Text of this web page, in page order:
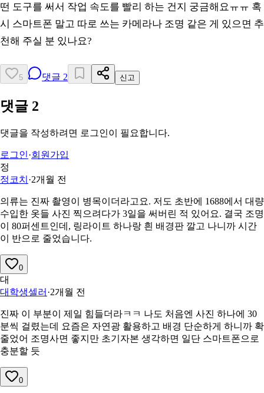
떤 도구를 써서 작업 속도를 빨리 하는 건지 궁금해요ㅠㅠ 혹
시 스마트폰 말고 따로 쓰는 카메라나 조명 같은 게 있으면 추
천해 주실 분 있나요?
5 댓글 2 신고
댓글 2
댓글을 작성하려면 로그인이 필요합니다.
로그인·회원가입
정
정코치 ·2개월 전
의류는 진짜 촬영이 병목이더라고요. 저도 초반에 1688에서 대량
수입한 옷들 사진 찍으려다가 3일을 써버린 적 있어요. 결국 조명
이 80퍼센트인데, 링라이트 하나랑 흰 배경판 깔고 나니까 시간
이 반으로 줄었습니다.
0
대
대학생셀러 ·2개월 전
진짜 이 부분이 제일 힘들더라ㅋㅋ 나도 처음엔 사진 하나에 30
분씩 걸렸는데 요즘은 자연광 활용하고 배경 단순하게 하니까 확
줄었어 조명사면 좋지만 초기자본 생각하면 일단 스마트폰으로
충분할 듯
0